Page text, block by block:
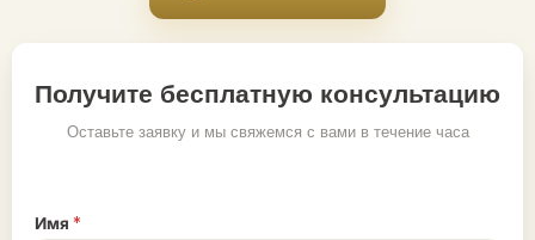
Получите бесплатную консультацию
Оставьте заявку и мы свяжемся с вами в течение часа
Имя *